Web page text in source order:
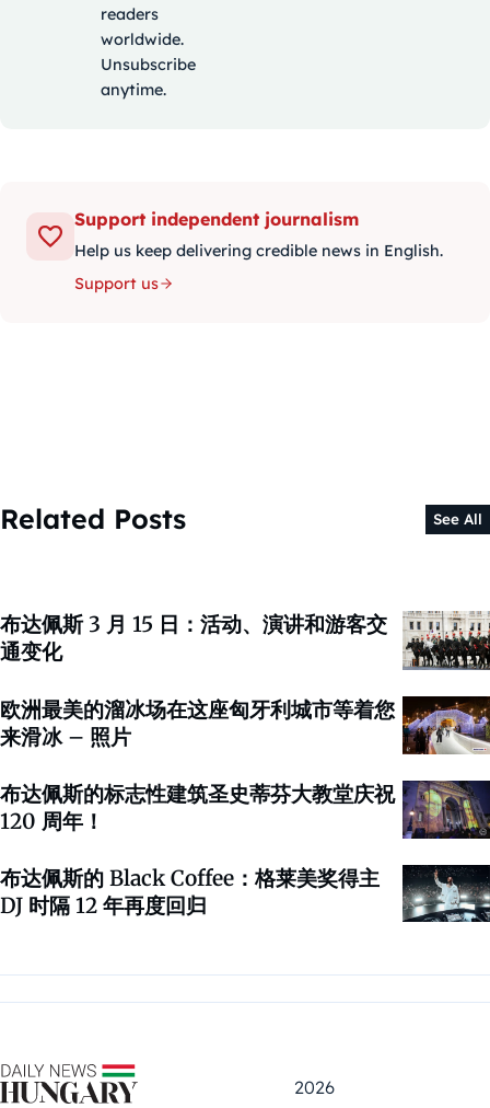
readers
worldwide.
Unsubscribe
anytime.
Support independent journalism
Help us keep delivering credible news in English.
Support us
Related Posts See All
布达佩斯 3 月 15 日：活动、演讲和游客交
通变化
欧洲最美的溜冰场在这座匈牙利城市等着您
来滑冰 – 照片
布达佩斯的标志性建筑圣史蒂芬大教堂庆祝
120 周年！
布达佩斯的 Black Coffee：格莱美奖得主
DJ 时隔 12 年再度回归
2026